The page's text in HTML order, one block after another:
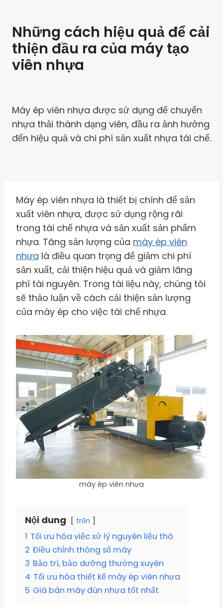
Những cách hiệu quả để cải
thiện đầu ra của máy tạo
viên nhựa
Máy ép viên nhựa được sử dụng để chuyển
nhựa thải thành dạng viên, đầu ra ảnh hưởng
đến hiệu quả và chi phí sản xuất nhựa tái chế.
Máy ép viên nhựa là thiết bị chính để sản
xuất viên nhựa, được sử dụng rộng rãi
trong tái chế nhựa và sản xuất sản phẩm
nhựa. Tăng sản lượng của máy ép viên
nhựa là điều quan trọng để giảm chi phí
sản xuất, cải thiện hiệu quả và giảm lãng
phí tài nguyên. Trong tài liệu này, chúng tôi
sẽ thảo luận về cách cải thiện sản lượng
của máy ép cho việc tái chế nhựa.
máy ép viên nhựa
Nội dung trốn
1 Tối ưu hóa việc xử lý nguyên liệu thô
2 Điều chỉnh thông số máy
3 Bảo trì, bảo dưỡng thường xuyên
4 Tối ưu hóa thiết kế máy ép viên nhựa
5 Giá bán máy đùn nhựa tốt nhất